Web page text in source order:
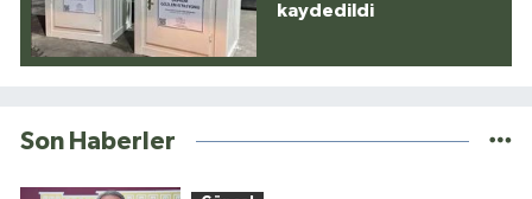
kaydedildi
Son Haberler